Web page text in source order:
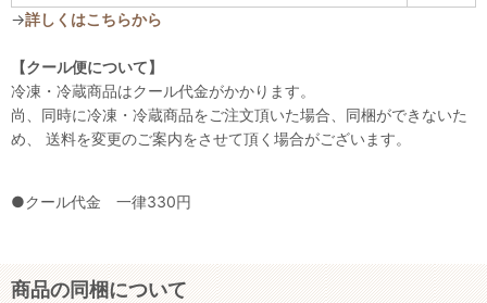
→詳しくはこちらから
【クール便について】
冷凍・冷蔵商品はクール代金がかかります。
尚、同時に冷凍・冷蔵商品をご注文頂いた場合、同梱ができないた
め、 送料を変更のご案内をさせて頂く場合がございます。
●クール代金 一律330円
商品の同梱について